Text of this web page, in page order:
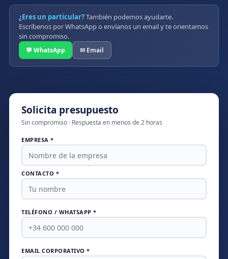
¿Eres un particular?También podemos ayudarte.
Escríbenos por WhatsApp o envíanos un email y te orientamos
sin compromiso.
💬 WhatsApp ✉ Email
Solicita presupuesto
Sin compromiso · Respuesta en menos de 2 horas
EMPRESA *
CONTACTO *
TELÉFONO / WHATSAPP *
EMAIL CORPORATIVO *